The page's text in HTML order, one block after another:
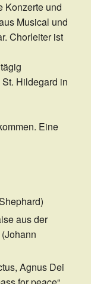
Konzerte und
Musical und
Chorleiter ist
Hildegard in
Eine
aus der
Agnus Dei